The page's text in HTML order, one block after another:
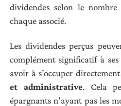
dividendes selon le
chaque associé.
Les dividendes perçus
complément significatif à ses
avoir à s’occuper
et administrative. Cela
épargnants n’ayant pas les